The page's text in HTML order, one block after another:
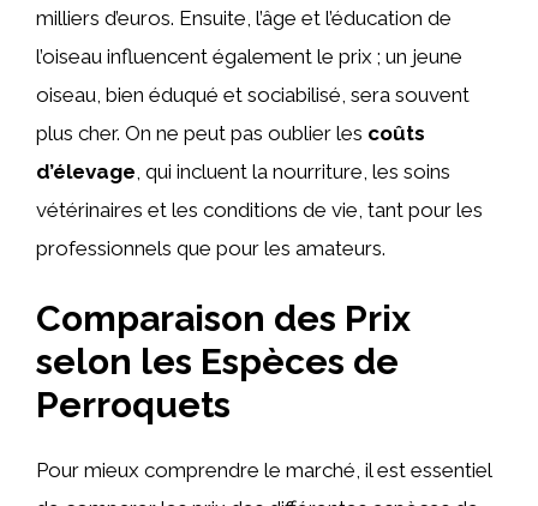
milliers d’euros. Ensuite, l’âge et l’éducation de
l’oiseau influencent également le prix ; un jeune
oiseau, bien éduqué et sociabilisé, sera souvent
plus cher. On ne peut pas oublier les coûts
d’élevage , qui incluent la nourriture, les soins
vétérinaires et les conditions de vie, tant pour les
professionnels que pour les amateurs.
Comparaison des Prix
selon les Espèces de
Perroquets
Pour mieux comprendre le marché, il est essentiel